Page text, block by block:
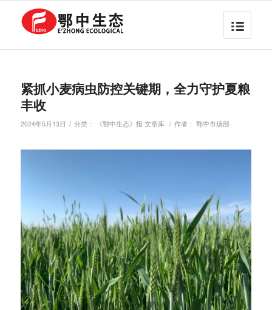
紧抓小麦病虫防控关键期，全力守护夏粮
丰收
2024年5月13日 / 分类： 《鄂中生态》报 文章库 / 作者： 鄂中市场部